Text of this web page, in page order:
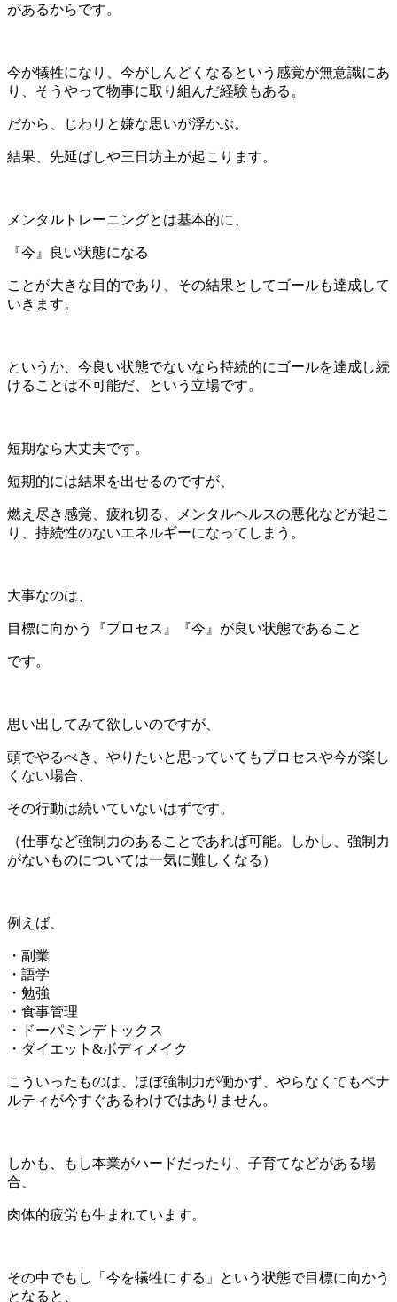
があるからです。
今が犠牲になり、今がしんどくなるという感覚が無意識にあ
り、そうやって物事に取り組んだ経験もある。
だから、じわりと嫌な思いが浮かぶ。
結果、先延ばしや三日坊主が起こります。
メンタルトレーニングとは基本的に、
『今』良い状態になる
ことが大きな目的であり、その結果としてゴールも達成して
いきます。
というか、今良い状態でないなら持続的にゴールを達成し続
けることは不可能だ、という立場です。
短期なら大丈夫です。
短期的には結果を出せるのですが、
燃え尽き感覚、疲れ切る、メンタルヘルスの悪化などが起こ
り、持続性のないエネルギーになってしまう。
大事なのは、
目標に向かう『プロセス』『今』が良い状態であること
です。
思い出してみて欲しいのですが、
頭でやるべき、やりたいと思っていてもプロセスや今が楽し
くない場合、
その行動は続いていないはずです。
（仕事など強制力のあることであれば可能。しかし、強制力
がないものについては一気に難しくなる）
例えば、
・副業
・語学
・勉強
・食事管理
・ドーパミンデトックス
・ダイエット&ボディメイク
こういったものは、ほぼ強制力が働かず、やらなくてもペナ
ルティが今すぐあるわけではありません。
しかも、もし本業がハードだったり、子育てなどがある場
合、
肉体的疲労も生まれています。
その中でもし「今を犠牲にする」という状態で目標に向かう
となると、